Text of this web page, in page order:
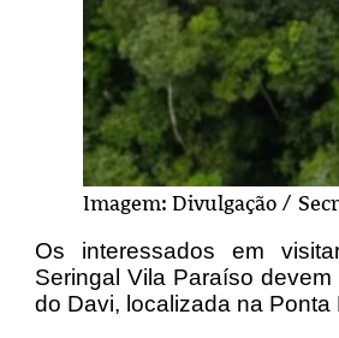
Imagem: Divulgação /
Os interessados em
Seringal Vila Paraíso
do Davi, localizada na Ponta